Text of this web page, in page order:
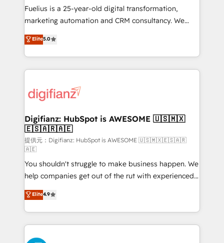
Exclusive AI 'GuardHub' governance framework,
based on ISO 42001 - helping you 'organise
👈 '𝗖𝗼𝗻𝘁𝗮𝗰𝘁 𝗯𝘂𝘀𝗶𝗻𝗲𝘀𝘀' button to get in touch
(𝘸𝘦'𝘳𝘦 𝘴𝘶𝘱𝘦𝘳 𝘳𝘦𝘴𝘱𝘰𝘯𝘴𝘪𝘷𝘦)
Fuelius is a 25-year-old digital transformation,
marketing automation and CRM consultancy. We
enable mid-market and enterprise clients to
maximise their return from digital and fuel their
growth. We modernise platforms, streamline
operations that are causing inefficiencies, improve
supercharge revenue operations Key services: • CRM
Transformation / Web Development • RevOps &
Sales Consulting • Marketing Automation What
makes us different? 🚀 Top 0.5% of global HubSpot
agencies ⚙️ The strongest technical ability and
integration capabilities 💼 Consultative, long-term
partners who will embed ourselves into your
business, processes and systems 🏢 We specialise in
working with mid-market and enterprise
organisations, global organisations and those with
complex use cases 🏆 CRM Implementation,
Platform Enablement, Custom Integration and
Elite5.0
Digifianz: HubSpot is AWESOME 🇺🇸🇲🇽
🇪🇸🇦🇷🇦🇪
提供元：Digifianz: HubSpot is AWESOME 🇺🇸🇲🇽🇪🇸🇦🇷
🇦🇪
You shouldn't struggle to make business happen. We
help companies get out of the rut with experienced,
process-oriented teams implementing HubSpot
Marketing, Sales, Service, CMS and Operations Hub,
so selling and actually engaging with your customers
feels easy and pain-free. We are a top ranked
HubSpot Elite Partner, winner of Rookie of the Year
Elite4.9